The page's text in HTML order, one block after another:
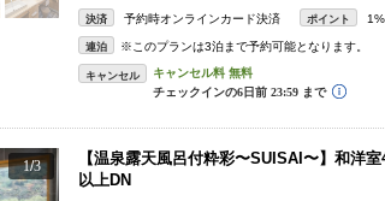
決済 予約時オンラインカード決済 ポイント 1%
連泊 ※このプランは3泊まで予約可能となります。
キャンセル
1/3
【温泉露天風呂付粋彩〜SUISAI〜】和洋
以上DN